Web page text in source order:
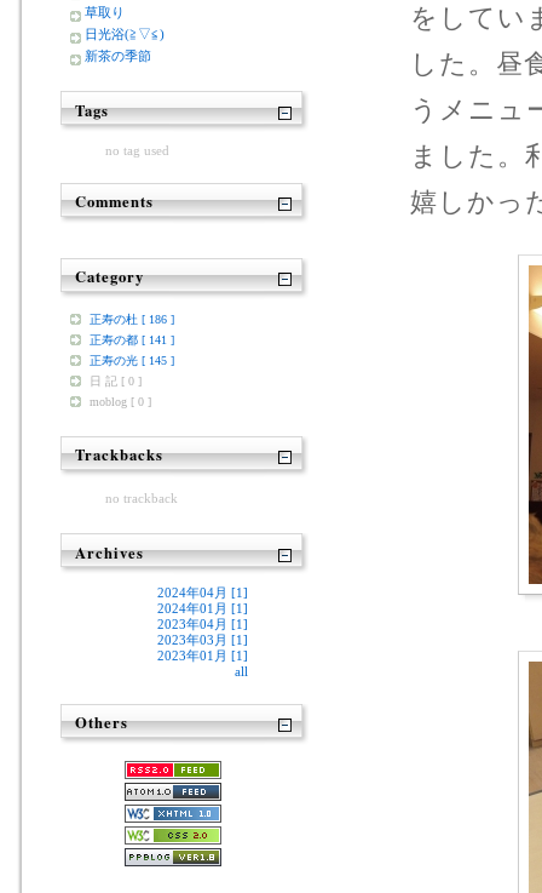
をしてい
した。昼
うメニュ
ました。
嬉しかっ
草取り
日光浴(≧▽≦)
新茶の季節
Tags
no tag used
Comments
Category
正寿の杜 [ 186 ]
正寿の都 [ 141 ]
正寿の光 [ 145 ]
日 記 [ 0 ]
moblog [ 0 ]
Trackbacks
no trackback
Archives
2024年04月 [1]
2024年01月 [1]
2023年04月 [1]
2023年03月 [1]
2023年01月 [1]
all
Others